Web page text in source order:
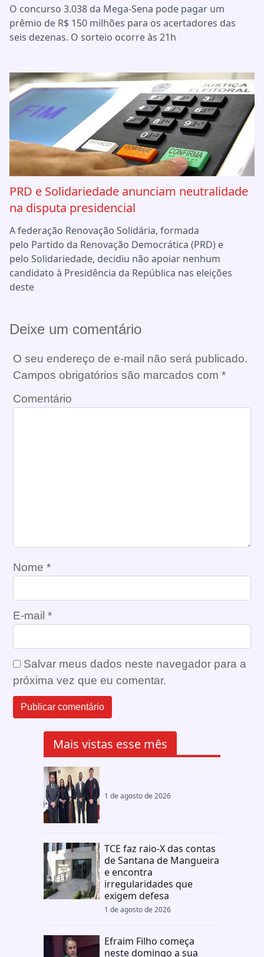
O concurso 3.038 da Mega-Sena pode pagar um
prêmio de R$ 150 milhões para os acertadores das
seis dezenas. O sorteio ocorre às 21h
PRD e Solidariedade anunciam neutralidade
na disputa presidencial
A federação Renovação Solidária, formada
pelo Partido da Renovação Democrática (PRD) e
pelo Solidariedade, decidiu não apoiar nenhum
candidato à Presidência da República nas eleições
deste
Deixe um comentário
O seu endereço de e-mail não será publicado.
Campos obrigatórios são marcados com *
Comentário
Nome *
E-mail *
Salvar meus dados neste navegador para a
próxima vez que eu comentar.
Mais vistas esse mês
1 de agosto de 2026
TCE faz raio-X das contas
de Santana de Mangueira
e encontra
irregularidades que
exigem defesa
1 de agosto de 2026
Efraim Filho começa
neste domingo a sua